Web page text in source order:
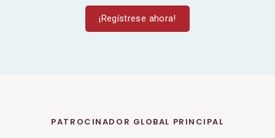
¡Regístrese ahora!
PATROCINADOR GLOBAL PRINCIPAL